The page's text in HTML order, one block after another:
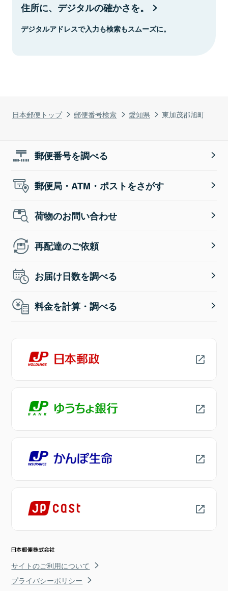
日本郵便トップ 郵便番号検索 愛知県 東加茂郡旭町
住所に、デジタルの確かさを。
デジタルアドレスで入力も検索もスムーズに。
郵便番号を調べる
郵便局・ATM・ポストをさがす
荷物のお問い合わせ
再配達のご依頼
お届け日数を調べる
料金を計算・調べる
サイトのご利用について
プライバシーポリシー